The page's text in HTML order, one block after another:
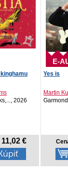
2026
11,02 €
E-
Yes is
Martin